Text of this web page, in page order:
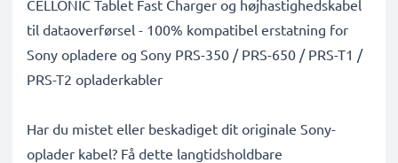
CELLONIC Tablet Fast Charger og højhastighedskabel
til dataoverførsel - 100% kompatibel erstatning for
Sony opladere og Sony PRS-350 / PRS-650 / PRS-T1 /
PRS-T2 opladerkabler
Har du mistet eller beskadiget dit originale Sony-
oplader kabel? Få dette langtidsholdbare